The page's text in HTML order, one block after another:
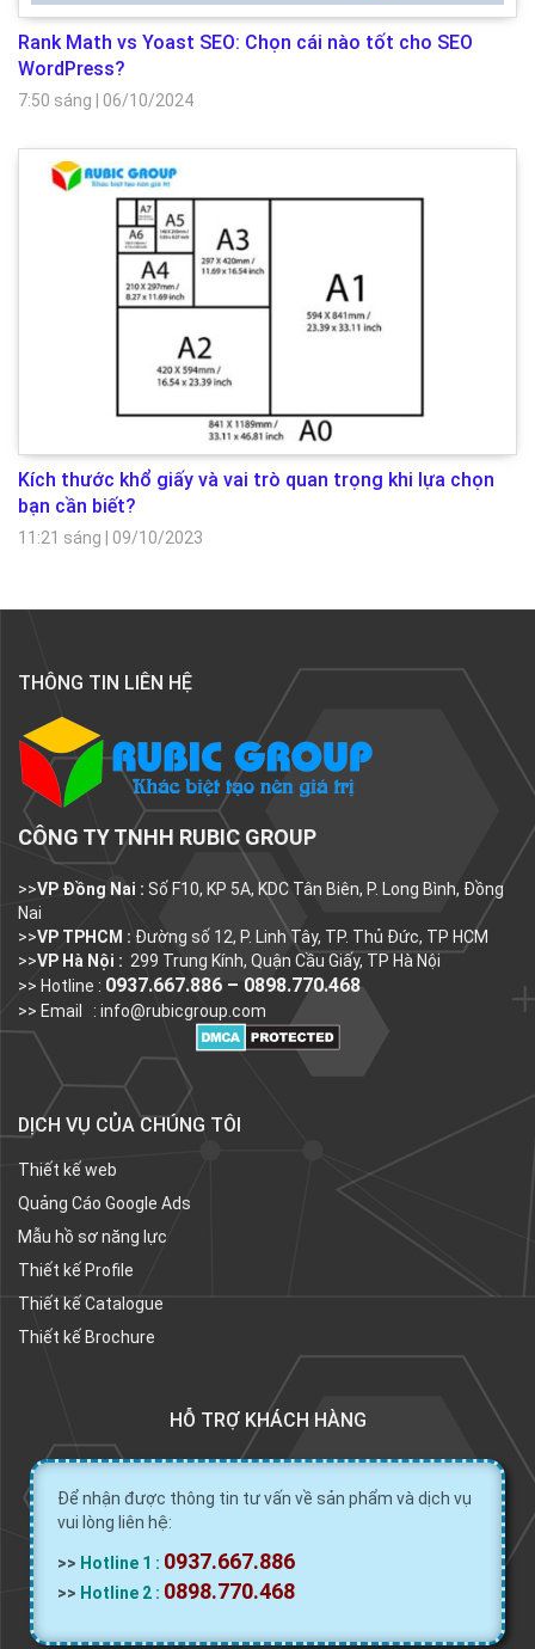
Rank Math vs Yoast SEO: Chọn cái nào tốt cho SEO
WordPress?
7:50 sáng 06/10/2024
Kích thước khổ giấy và vai trò quan trọng khi lựa chọn
bạn cần biết?
11:21 sáng 09/10/2023
THÔNG TIN LIÊN HỆ
CÔNG TY TNHH RUBIC GROUP
>>VP Đồng Nai : Số F10, KP 5A, KDC Tân Biên, P. Long Bình, Đồng
Nai
>>VP TPHCM : Đường số 12, P. Linh Tây, TP. Thủ Đức, TP HCM
>>VP Hà Nội : 299 Trung Kính, Quận Cầu Giấy, TP Hà Nội
>> Hotline : 0937.667.886 – 0898.770.468
>> Email : info@rubicgroup.com
DỊCH VỤ CỦA CHÚNG TÔI
Thiết kế web
Quảng Cáo Google Ads
Mẫu hồ sơ năng lực
Thiết kế Profile
Thiết kế Catalogue
Thiết kế Brochure
HỖ TRỢ KHÁCH HÀNG
Để nhận được thông tin tư vấn về sản phẩm và dịch vụ
vui lòng liên hệ:
>> Hotline 1 : 0937.667.886
>> Hotline 2 : 0898.770.468